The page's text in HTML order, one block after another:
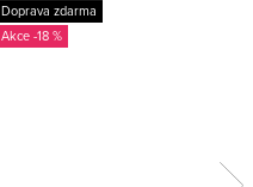
Doprava zdarma
-18 %